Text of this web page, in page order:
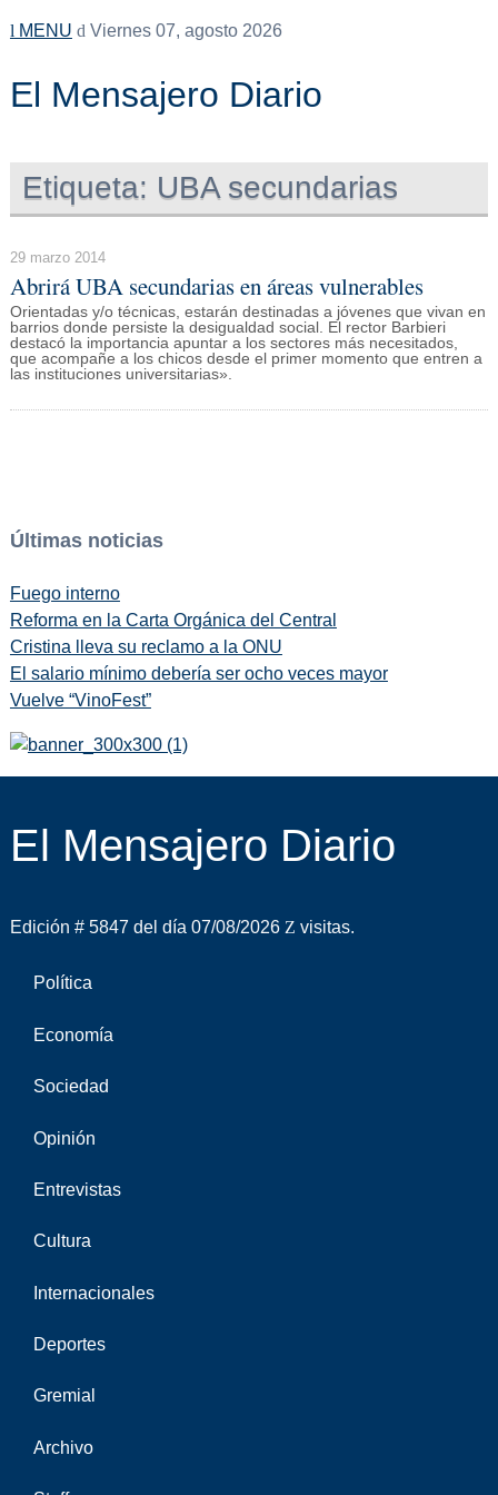
MENU Viernes 07, agosto 2026
El Mensajero Diario
Etiqueta: UBA secundarias
29 marzo 2014
Abrirá UBA secundarias en áreas vulnerables
Orientadas y/o técnicas, estarán destinadas a jóvenes que vivan en
barrios donde persiste la desigualdad social. El rector Barbieri
destacó la importancia apuntar a los sectores más necesitados,
que acompañe a los chicos desde el primer momento que entren a
las instituciones universitarias».
Últimas noticias
Fuego interno
Reforma en la Carta Orgánica del Central
Cristina lleva su reclamo a la ONU
El salario mínimo debería ser ocho veces mayor
Vuelve “VinoFest”
El Mensajero Diario
Edición # 5847 del día 07/08/2026 visitas.
Política
Economía
Sociedad
Opinión
Entrevistas
Cultura
Internacionales
Deportes
Gremial
Archivo